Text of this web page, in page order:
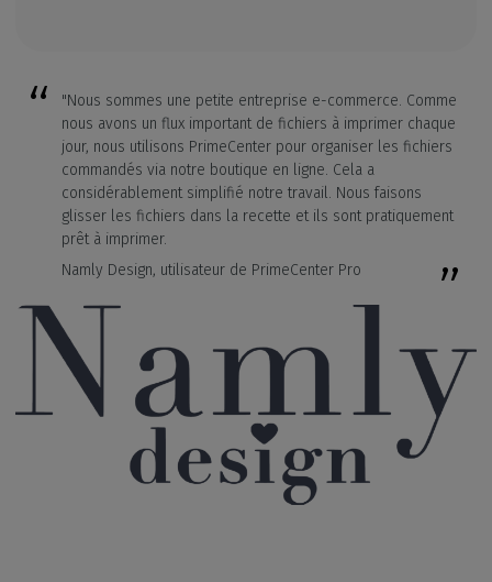
"Nous sommes une petite entreprise e-commerce. Comme
nous avons un flux important de fichiers à imprimer chaque
jour, nous utilisons PrimeCenter pour organiser les fichiers
commandés via notre boutique en ligne. Cela a
considérablement simplifié notre travail. Nous faisons
glisser les fichiers dans la recette et ils sont pratiquement
prêt à imprimer.
Namly Design, utilisateur de PrimeCenter Pro